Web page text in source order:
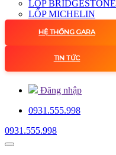
LỐP BRIDGESTONE
LỐP MICHELIN
HỆ THỐNG GARA
TIN TỨC
Đăng nhập
0931.555.998
0931.555.998